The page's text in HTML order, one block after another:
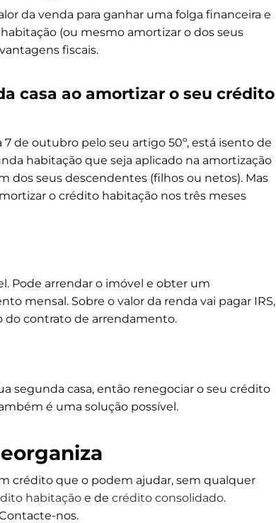
da venda para ganhar uma folga financeira e
(ou mesmo amortizar o dos seus
fiscais.
casa ao amortizar o seu crédito
de outubro pelo seu artigo 50º, está isento de
habitação que seja aplicado na amortização
dos seus descendentes (filhos ou netos). Mas
o crédito habitação nos três meses
Pode arrendar o imóvel e obter um
mensal. Sobre o valor da renda vai pagar IRS,
do contrato de arrendamento.
segunda casa, então renegociar o seu crédito
é uma solução possível.
crédito que o podem ajudar, sem qualquer
habitação e de crédito consolidado.
nos.